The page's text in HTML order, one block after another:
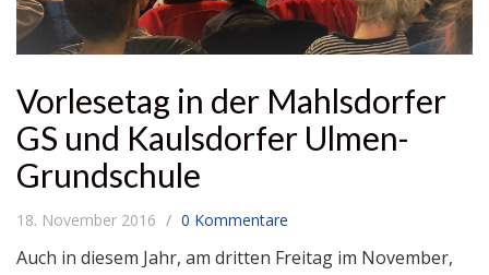
Vorlesetag in der Mahlsdorfer
GS und Kaulsdorfer Ulmen-
Grundschule
18. November 2016 0 Kommentare
Auch in diesem Jahr, am dritten Freitag im November,